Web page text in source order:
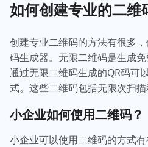
如何创建专业的二维
创建专业二维码的方法有很多
码生成器。无限二维码是生成免
通过无限二维码生成的QR码可
式。这些二维码包括无限次扫描
小企业如何使用二维码？
小企业可以使用二维码的方式